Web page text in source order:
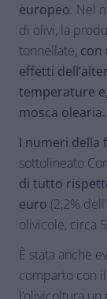
europeo. Nel
di olivi, la
tonnellate, con
effetti
temperature
mosca olearia.
I numeri della
sottolineato
di tutto
euro (2,2%
olivicole, circa
È stata anche
comparto con